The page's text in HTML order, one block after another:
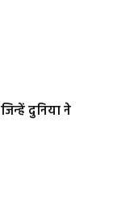
दुनिया ने